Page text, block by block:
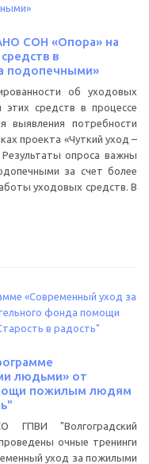
СОН «Опора» на
в
подопечными»
об уходовых
этих средств в процессе
потребности
проекта «Чуткий уход –
опроса важны
за счет более
уходовых средств. В
людьми» от
пожилым людям
"Волгоградский
очные тренинги
уход за пожилыми